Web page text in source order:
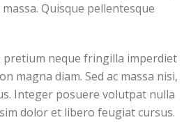
Quisque pellentesque
pretium neque fringilla imperdiet
magna diam. Sed ac massa nisi,
Integer posuere volutpat nulla
dolor et libero feugiat cursus.